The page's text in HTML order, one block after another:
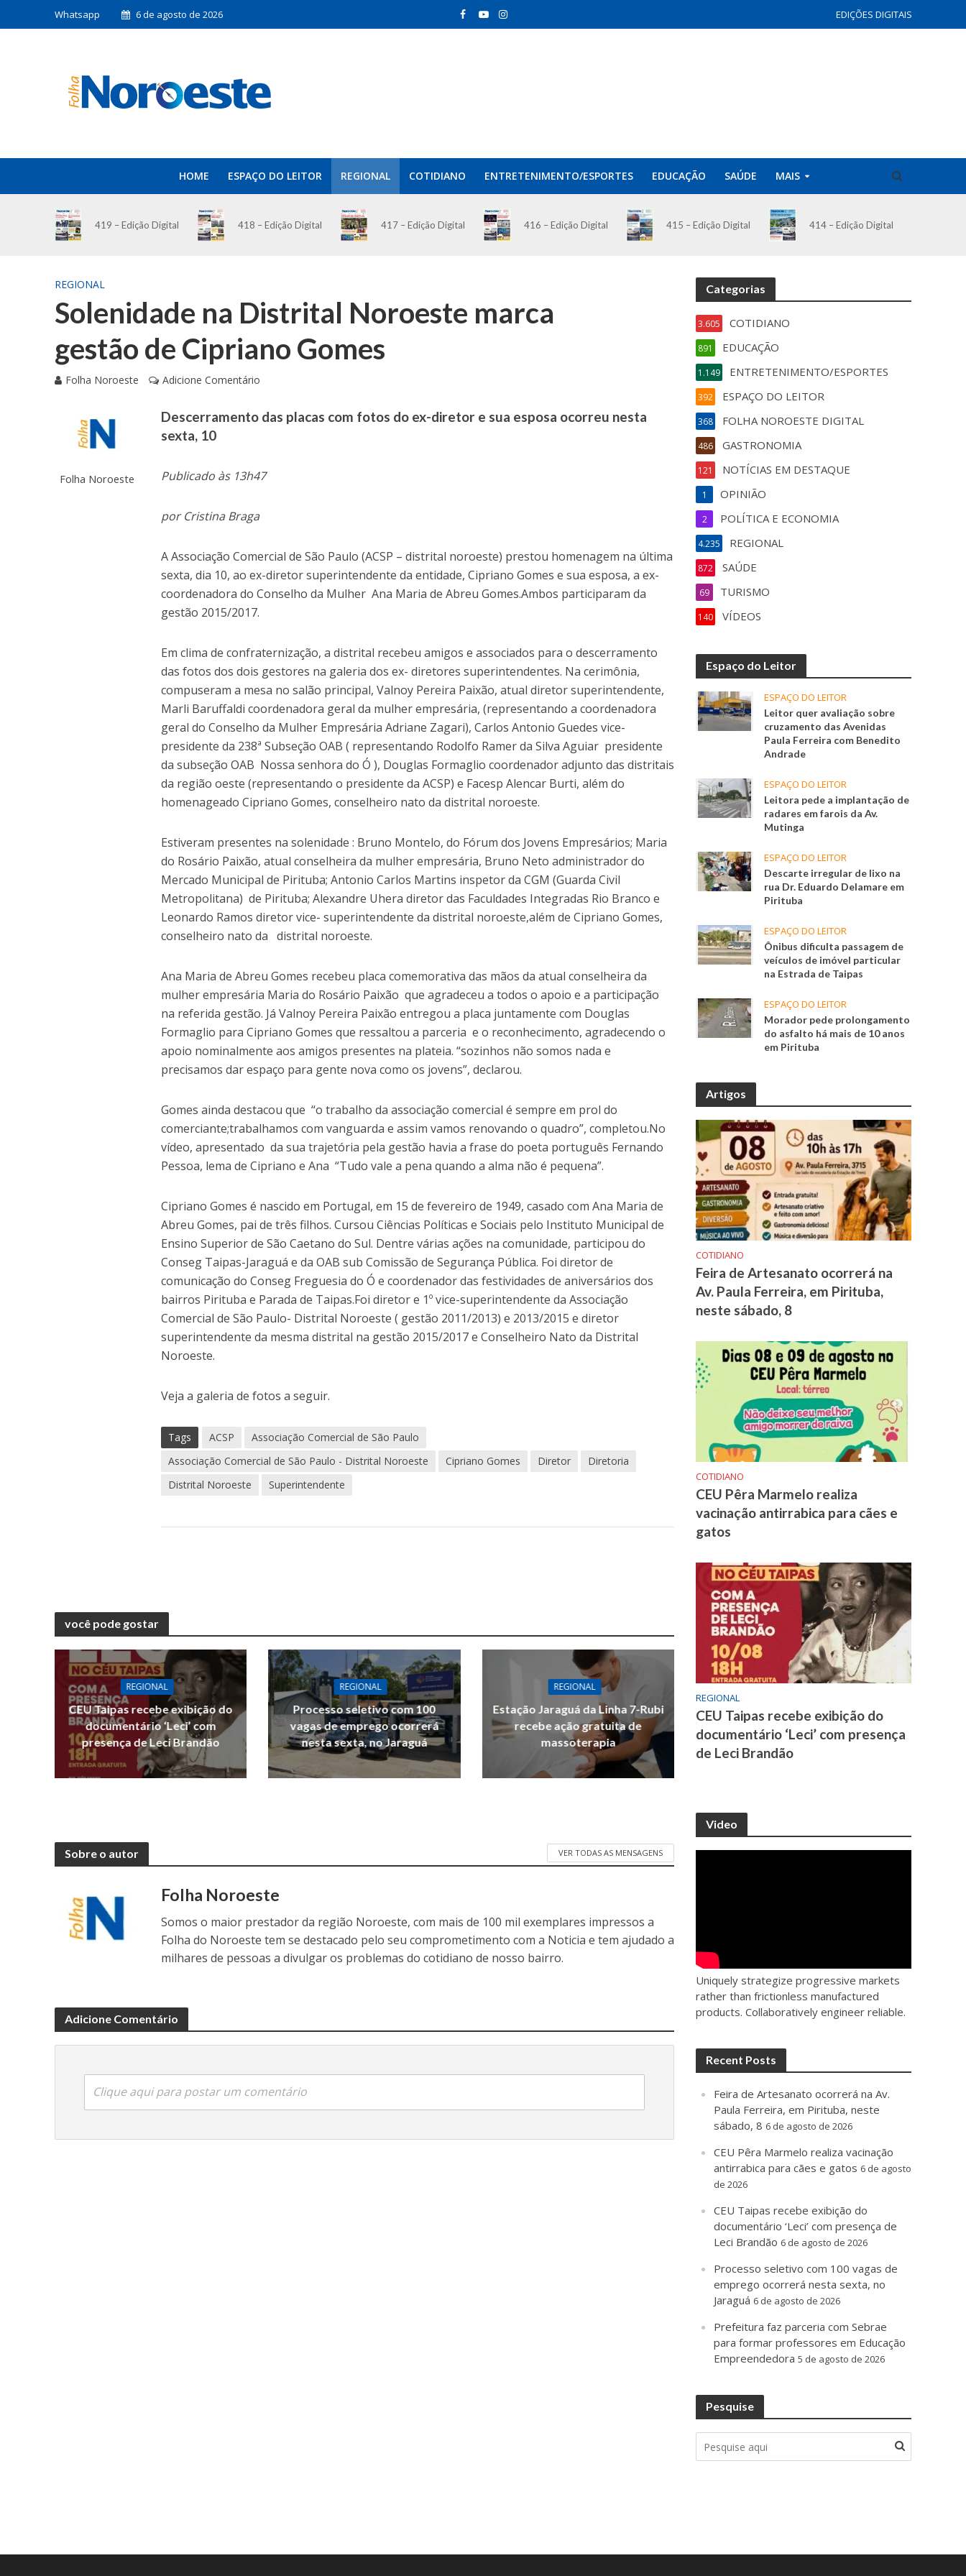
Whatsapp 6 de agosto de 2026 EDIÇÕES DIGITAIS
HOME ESPAÇO DO LEITOR REGIONAL COTIDIANO ENTRETENIMENTO/ESPORTES EDUCAÇÃO SAÚDE MAIS
419 – Edição Digital 418 – Edição Digital 417 – Edição Digital 416 – Edição Digital 415 – Edição Digital 414 – Edição Digital
REGIONAL
Solenidade na Distrital Noroeste marca
gestão de Cipriano Gomes
Folha Noroeste Adicione Comentário
Folha Noroeste
Descerramento das placas com fotos do ex-diretor e sua esposa ocorreu nesta
sexta, 10
Publicado às 13h47
por Cristina Braga
A Associação Comercial de São Paulo (ACSP – distrital noroeste) prestou homenagem na última
sexta, dia 10, ao ex-diretor superintendente da entidade, Cipriano Gomes e sua esposa, a ex-
coordenadora do Conselho da Mulher Ana Maria de Abreu Gomes.Ambos participaram da
gestão 2015/2017.
Em clima de confraternização, a distrital recebeu amigos e associados para o descerramento
das fotos dos dois gestores na galeria dos ex- diretores superintendentes. Na cerimônia,
compuseram a mesa no salão principal, Valnoy Pereira Paixão, atual diretor superintendente,
Marli Baruffaldi coordenadora geral da mulher empresária, (representando a coordenadora
geral do Conselho da Mulher Empresária Adriane Zagari), Carlos Antonio Guedes vice-
presidente da 238ª Subseção OAB ( representando Rodolfo Ramer da Silva Aguiar presidente
da subseção OAB Nossa senhora do Ó ), Douglas Formaglio coordenador adjunto das distritais
da região oeste (representando o presidente da ACSP) e Facesp Alencar Burti, além do
homenageado Cipriano Gomes, conselheiro nato da distrital noroeste.
Estiveram presentes na solenidade : Bruno Montelo, do Fórum dos Jovens Empresários; Maria
do Rosário Paixão, atual conselheira da mulher empresária, Bruno Neto administrador do
Mercado Municipal de Pirituba; Antonio Carlos Martins inspetor da CGM (Guarda Civil
Metropolitana) de Pirituba; Alexandre Uhera diretor das Faculdades Integradas Rio Branco e
Leonardo Ramos diretor vice- superintendente da distrital noroeste,além de Cipriano Gomes,
conselheiro nato da distrital noroeste.
Ana Maria de Abreu Gomes recebeu placa comemorativa das mãos da atual conselheira da
mulher empresária Maria do Rosário Paixão que agradeceu a todos o apoio e a participação
na referida gestão. Já Valnoy Pereira Paixão entregou a placa juntamente com Douglas
Formaglio para Cipriano Gomes que ressaltou a parceria e o reconhecimento, agradecendo o
apoio nominalmente aos amigos presentes na plateia. “sozinhos não somos nada e
precisamos dar espaço para gente nova como os jovens”, declarou.
Gomes ainda destacou que “o trabalho da associação comercial é sempre em prol do
comerciante;trabalhamos com vanguarda e assim vamos renovando o quadro”, completou.No
vídeo, apresentado da sua trajetória pela gestão havia a frase do poeta português Fernando
Pessoa, lema de Cipriano e Ana “Tudo vale a pena quando a alma não é pequena”.
Cipriano Gomes é nascido em Portugal, em 15 de fevereiro de 1949, casado com Ana Maria de
Abreu Gomes, pai de três filhos. Cursou Ciências Políticas e Sociais pelo Instituto Municipal de
Ensino Superior de São Caetano do Sul. Dentre várias ações na comunidade, participou do
Conseg Taipas-Jaraguá e da OAB sub Comissão de Segurança Pública. Foi diretor de
comunicação do Conseg Freguesia do Ó e coordenador das festividades de aniversários dos
bairros Pirituba e Parada de Taipas.Foi diretor e 1º vice-superintendente da Associação
Comercial de São Paulo- Distrital Noroeste ( gestão 2011/2013) e 2013/2015 e diretor
superintendente da mesma distrital na gestão 2015/2017 e Conselheiro Nato da Distrital
Noroeste.
Veja a galeria de fotos a seguir.
Tags ACSP
Associação Comercial de São Paulo
Associação Comercial de São Paulo - Distrital Noroeste
Cipriano Gomes Diretor
Diretoria
Distrital Noroeste
Superintendente
você pode gostar
REGIONAL
CEU Taipas recebe exibição do
documentário ‘Leci’ com
presença de Leci Brandão
REGIONAL
Processo seletivo com 100
vagas de emprego ocorrerá
nesta sexta, no Jaraguá
REGIONAL
Estação Jaraguá da Linha 7-Rubi
recebe ação gratuita de
massoterapia
Sobre o autor VER TODAS AS MENSAGENS
Folha Noroeste
Somos o maior prestador da região Noroeste, com mais de 100 mil exemplares impressos a
Folha do Noroeste tem se destacado pelo seu comprometimento com a Noticia e tem ajudado a
milhares de pessoas a divulgar os problemas do cotidiano de nosso bairro.
Adicione Comentário
Clique aqui para postar um comentário
Categorias
COTIDIANO
3.605
EDUCAÇÃO
891
ENTRETENIMENTO/ESPORTES
1.149
ESPAÇO DO LEITOR
392
FOLHA NOROESTE DIGITAL
368
GASTRONOMIA
486
NOTÍCIAS EM DESTAQUE
121
OPINIÃO
1
POLÍTICA E ECONOMIA
2
REGIONAL
4.235
SAÚDE
872
TURISMO
69
VÍDEOS
140
Espaço do Leitor
ESPAÇO DO LEITOR
Leitor quer avaliação sobre
cruzamento das Avenidas
Paula Ferreira com Benedito
Andrade
ESPAÇO DO LEITOR
Leitora pede a implantação de
radares em farois da Av.
Mutinga
ESPAÇO DO LEITOR
Descarte irregular de lixo na
rua Dr. Eduardo Delamare em
Pirituba
ESPAÇO DO LEITOR
Ônibus dificulta passagem de
veículos de imóvel particular
na Estrada de Taipas
ESPAÇO DO LEITOR
Morador pede prolongamento
do asfalto há mais de 10 anos
em Pirituba
Artigos
COTIDIANO
Feira de Artesanato ocorrerá na
Av. Paula Ferreira, em Pirituba,
neste sábado, 8
COTIDIANO
CEU Pêra Marmelo realiza
vacinação antirrabica para cães e
gatos
REGIONAL
CEU Taipas recebe exibição do
documentário ‘Leci’ com presença
de Leci Brandão
Video
Uniquely strategize progressive markets
rather than frictionless manufactured
products. Collaboratively engineer reliable.
Recent Posts
Feira de Artesanato ocorrerá na Av.
Paula Ferreira, em Pirituba, neste
sábado, 8 6 de agosto de 2026
CEU Pêra Marmelo realiza vacinação
antirrabica para cães e gatos 6 de agosto
de 2026
CEU Taipas recebe exibição do
documentário ‘Leci’ com presença de
Leci Brandão 6 de agosto de 2026
Processo seletivo com 100 vagas de
emprego ocorrerá nesta sexta, no
Jaraguá 6 de agosto de 2026
Prefeitura faz parceria com Sebrae
para formar professores em Educação
Empreendedora 5 de agosto de 2026
Pesquise